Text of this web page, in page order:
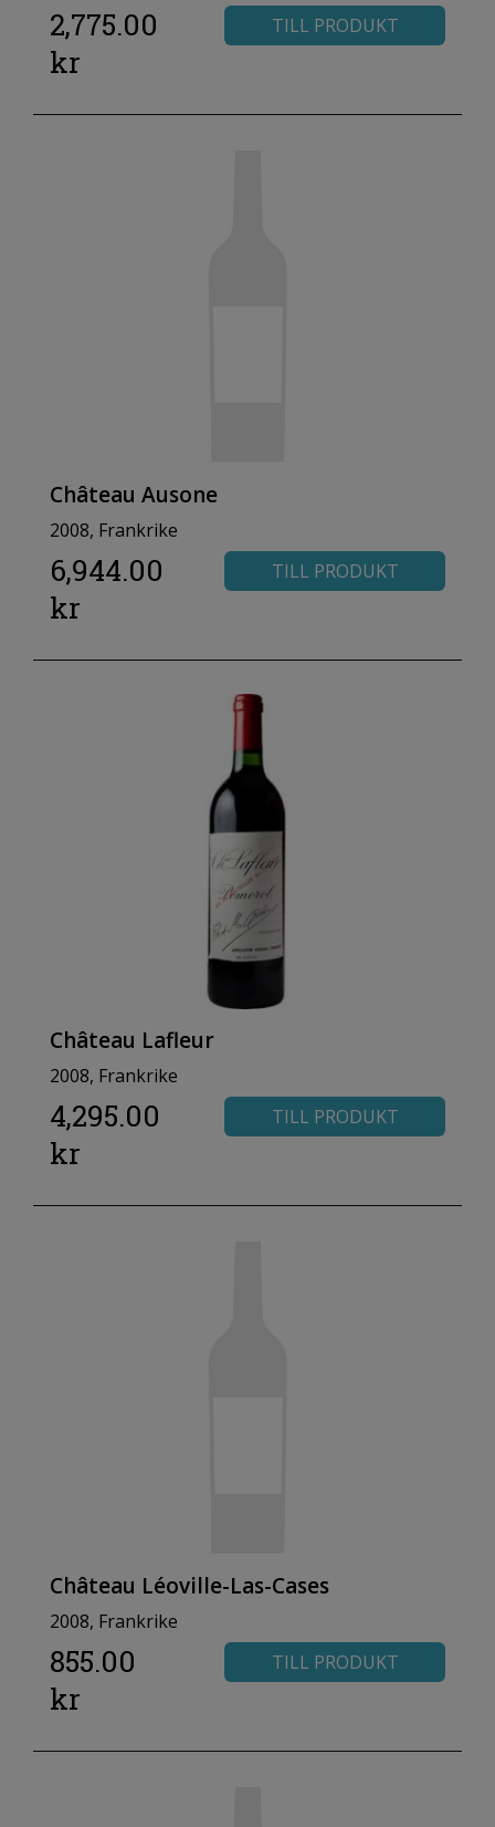
2,775.00
kr
TILL PRODUKT
Château Ausone
2008, Frankrike
6,944.00
kr
TILL PRODUKT
Château Lafleur
2008, Frankrike
4,295.00
kr
TILL PRODUKT
Château Léoville-Las-Cases
2008, Frankrike
855.00
kr
TILL PRODUKT